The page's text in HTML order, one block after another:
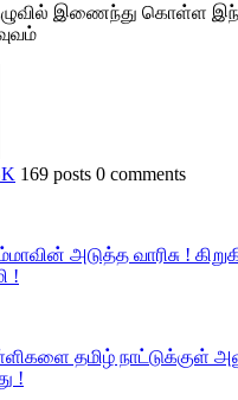
இணைந்து கொள்ள
169 posts 0 comments
அடுத்த வாரிசு !
!
தமிழ் நாட்டுக்குள்
!